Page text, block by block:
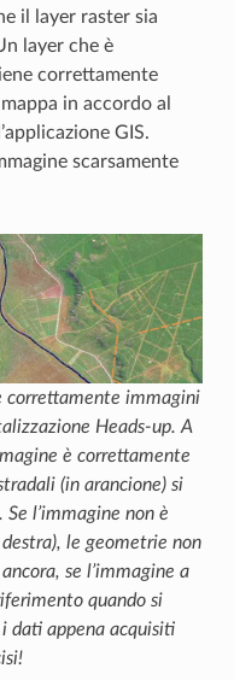
il layer raster sia
layer che è
correttamente
in accordo al
GIS.
scarsamente
correttamente immagini
Heads-up. A
è correttamente
(in arancione) si
l’immagine non è
le geometrie non
se l’immagine a
quando si
dati appena acquisiti